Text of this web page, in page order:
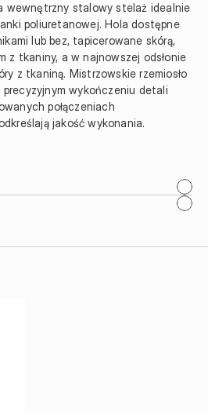
wewnętrzny stalowy stelaż idealnie
poliuretanowej. Hola dostępne
lub bez, tapicerowane skórą,
z tkaniny, a w najnowszej odsłonie
z tkaniną. Mistrzowskie rzemiosło
wykończeniu detali
połączeniach
jakość wykonania.